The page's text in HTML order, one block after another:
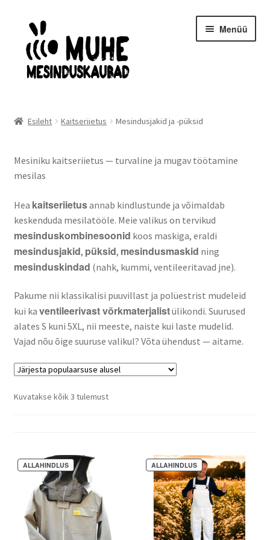
Liigu
navigeerimisele
Liigu
juurde
Menüü
Mesindusinventar
Taruinventar
Meekäitlus
Kahjuritõrje
Mesi
Projektimüük
Mesinduskonsultatsioon
Minu konto
Ostukorv
Maksa hiljem
Esileht Kaitseriietus Mesindusjakid ja -püksid
Mesiniku kaitseriietus — turvaline ja mugav töötamine
mesilas
Hea kaitseriietusannab kindlustunde ja võimaldab
keskenduda mesilatööle. Meie valikus on tervikud
mesinduskombinesoonid koos maskiga, eraldi
mesindusjakid, püksid, mesindusmaskid ning
mesinduskindad (nahk, kummi, ventileeritavad jne).
Pakume nii klassikalisi puuvillast ja polüestrist mudeleid
kui ka ventileerivast võrkmaterjalistülikondi. Suurused
alates S kuni 5XL, nii meeste, naiste kui laste mudelid.
Vajad nõu õige suuruse valikul? Võta ühendust — aitame.
Kuvatakse kõik 3 tulemustSorteeritud
ALLAHINDLUS
Sellel
mitu
varianti.
Valikuid
ALLAHINDLUS
Sellel
tootel
mitu
varianti.
Valikuid